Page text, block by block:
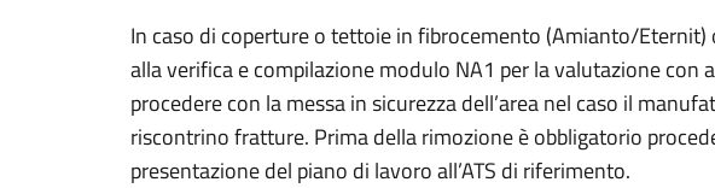
In caso di coperture o tettoie in fibrocemento (Amianto/Eternit)
alla verifica e compilazione modulo NA1 per la valutazione con
procedere con la messa in sicurezza dell’area nel caso il
riscontrino fratture. Prima della rimozione è obbligatorio
presentazione del piano di lavoro all’ATS di riferimento.